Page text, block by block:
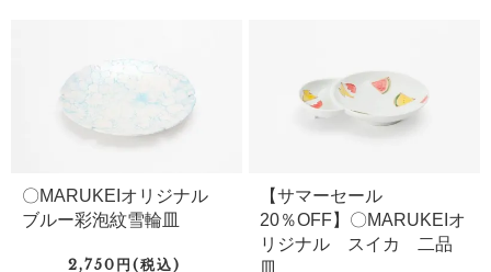
〇MARUKEIオリジナル
ブルー彩泡紋雪輪皿
2,750円(税込)
【サマーセール
20％OFF】〇MARUKEIオ
リジナル スイカ 二品
皿